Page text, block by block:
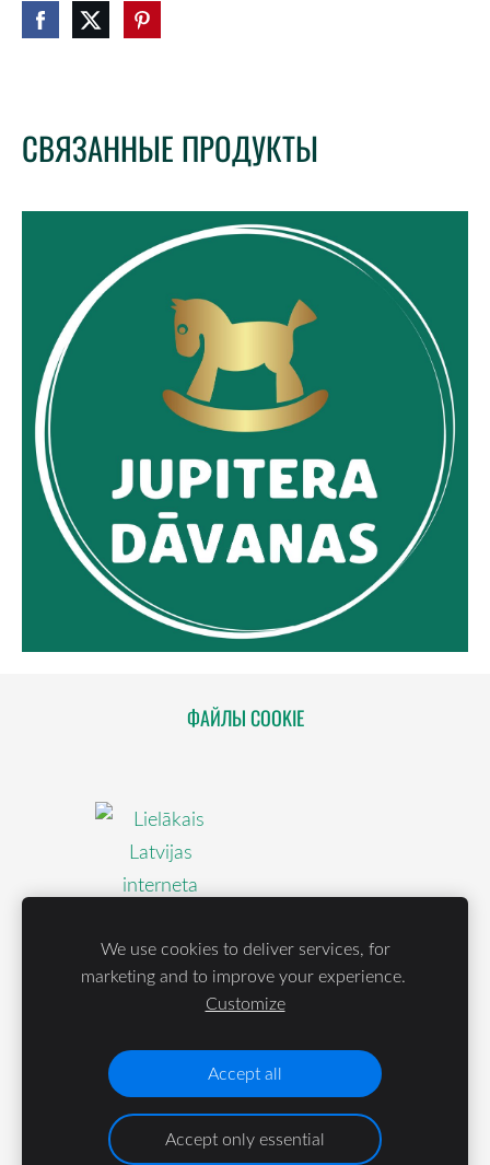
СВЯЗАННЫЕ ПРОДУКТЫ
ФАЙЛЫ COOKIE
We use cookies to deliver services, for
marketing and to improve your experience.
Customize
Accept all
Accept only essential